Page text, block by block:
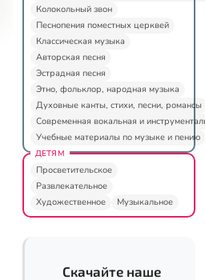
Колокольный звон
Песнопения поместных церквей
Классическая музыка
Авторская песня
Эстрадная песня
Этно, фольклор, народная музыка
Духовные канты, стихи, песни, романсы
Современная вокальная и
Учебные материалы по музыке и пению
ДЕТЯМ
Просветительское
Развлекательное
Художественное
Музыкальное
Скачайте наше